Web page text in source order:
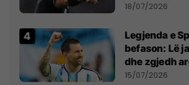
18/07/2026
Legjenda e
befason: Lë
dhe zgjedh
më të mirë në
15/07/2026